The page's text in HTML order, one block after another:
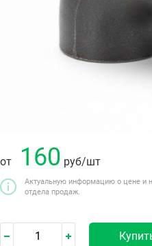
от 160 руб/шт
Актуальную информацию о цене и
отдела продаж.